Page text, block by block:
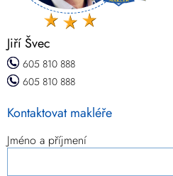
Jiří Švec
605 810 888
605 810 888
Kontaktovat makléře
Jméno a příjmení